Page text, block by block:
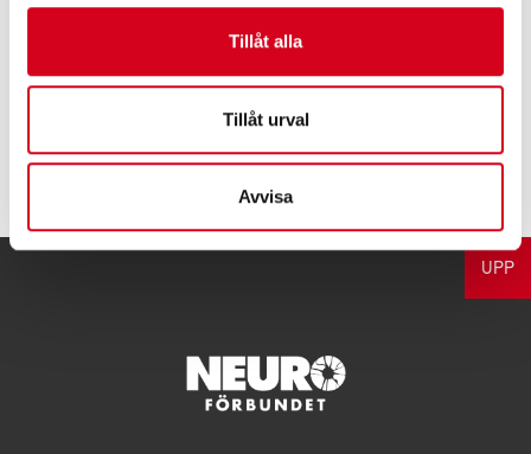
Tillåt alla
Tillåt urval
Avvisa
Fakta/påståenden är hämtade från Nationalencyklopedin -
Tipsa
UPP